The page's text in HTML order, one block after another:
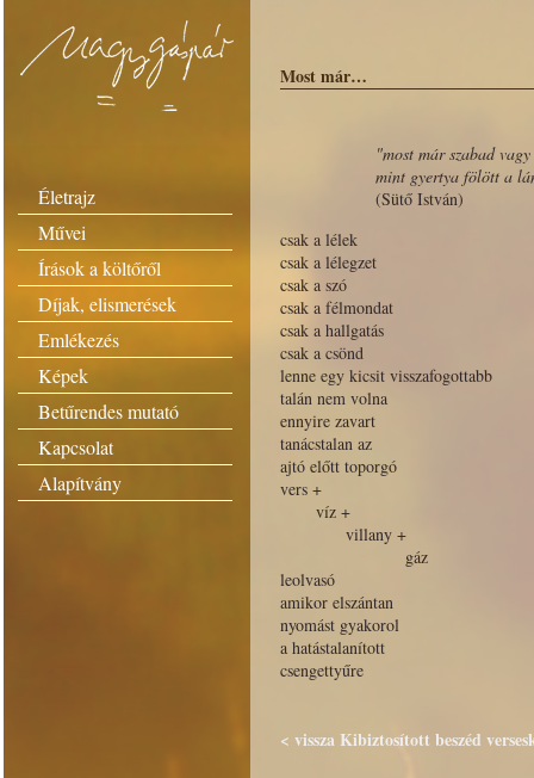
Életrajz
Művei
Írások a költőről
Díjak, elismerések
Emlékezés
Képek
Betűrendes mutató
Kapcsolat
Alapítvány
Most már…
"most már szabad vagy
mint gyertya fölött a
(Sütő István)
csak a lélek
csak a lélegzet
csak a szó
csak a félmondat
csak a hallgatás
csak a csönd
lenne egy kicsit visszafogottabb
talán nem volna
ennyire zavart
tanácstalan az
ajtó előtt toporgó
vers +
víz +
villany +
gáz
leolvasó
amikor elszántan
nyomást gyakorol
a hatástalanított
csengettyűre
< vissza Kibiztosított beszéd